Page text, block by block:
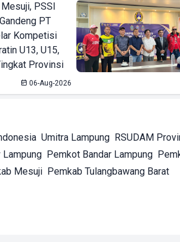
PSSI
PT
Kompetisi
U13, U15,
Provinsi
06-Aug-2026
Umitra Lampung RSUDAM
Lampung Pemkot Bandar Lampung
Mesuji Pemkab Tulangbawang Barat